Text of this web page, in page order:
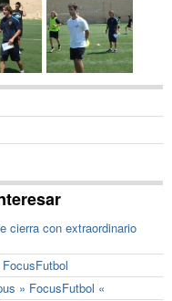
cierra con extraordinario
» FocusFutbol «